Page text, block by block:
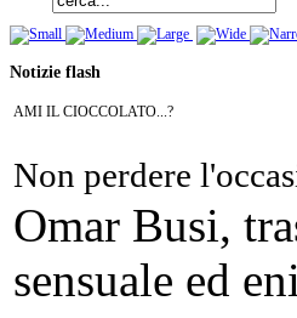
Notizie flash
AMI IL CIOCCOLATO...?
Non perdere
Omar Busi,
sensuale ed